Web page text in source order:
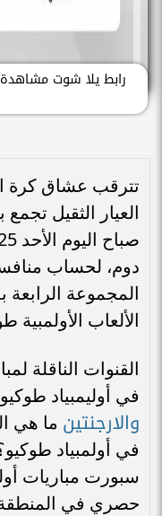
رابط يلا شوت مشاهدة
تترقب عشاق كرة
العيار الثقيل
دوم، لحساب
المجموعة
الألعاب الأولمبية
القنوات الناقلة
في أوليمبياد
والارجنتين ما هي
في أولمبياد
حصري في المنطقة